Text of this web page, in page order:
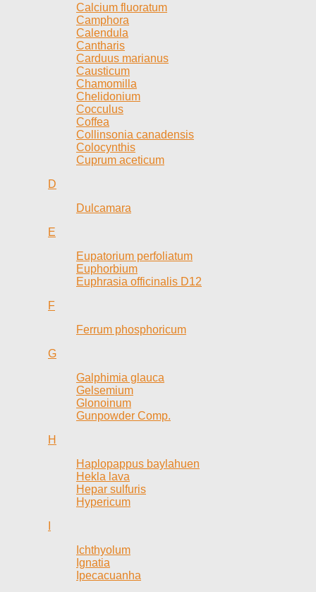
Calcium fluoratum
Camphora
Calendula
Cantharis
Carduus marianus
Causticum
Chamomilla
Chelidonium
Cocculus
Coffea
Collinsonia canadensis
Colocynthis
Cuprum aceticum
D
Dulcamara
E
Eupatorium perfoliatum
Euphorbium
Euphrasia officinalis D12
F
Ferrum phosphoricum
G
Galphimia glauca
Gelsemium
Glonoinum
Gunpowder Comp.
H
Haplopappus baylahuen
Hekla lava
Hepar sulfuris
Hypericum
Ichthyolum
Ignatia
Ipecacuanha